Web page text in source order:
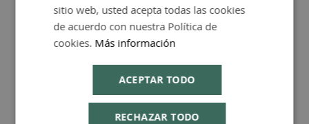
Consejos de Compra Producto
sitio web, usted acepta todas las cookies
de acuerdo con nuestra Política de
cookies. Más información
ACEPTAR TODO
RECHAZAR TODO